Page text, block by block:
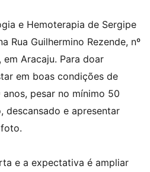
e Hemoterapia de Sergipe
Rua Guilhermino Rezende, nº
em Aracaju. Para doar
em boas condições de
pesar no mínimo 50
descansado e apresentar
e a expectativa é ampliar